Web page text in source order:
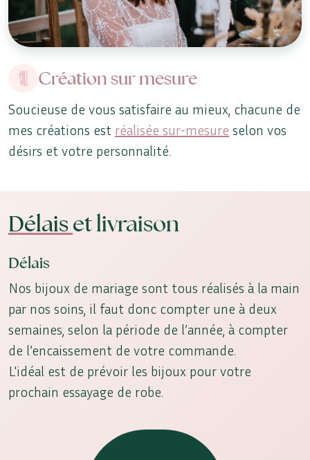
Création sur mesure
Soucieuse de vous satisfaire au mieux, chacune de
mes créations est réalisée sur-mesure selon vos
désirs et votre personnalité.
Délaiset livraison
Délais
Nos bijoux de mariage sont tous réalisés à la main
par nos soins, il faut donc compter une à deux
semaines, selon la période de l’année, à compter
de l’encaissement de votre commande.
L'idéal est de prévoir les bijoux pour votre
prochain essayage de robe.